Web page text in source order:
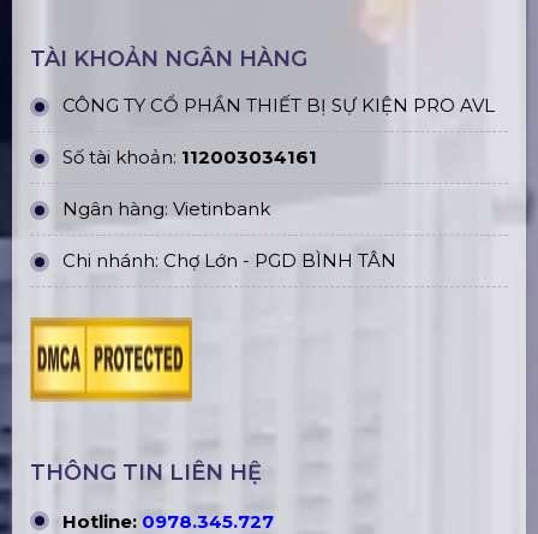
TÀI KHOẢN NGÂN HÀNG
CÔNG TY CỔ PHẦN THIẾT BỊ SỰ KIỆN PRO AVL
Số tài khoản: 112003034161
Ngân hàng: Vietinbank
Chi nhánh: Chợ Lớn - PGD BÌNH TÂN
THÔNG TIN LIÊN HỆ
Hotline: 0978.345.727